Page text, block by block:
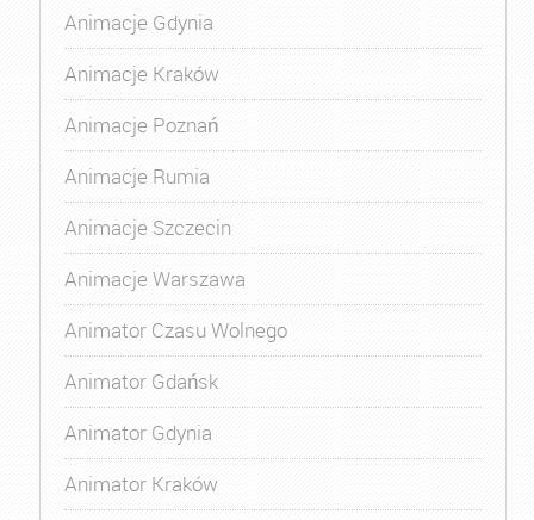
Animacje Gdynia
Animacje Kraków
Animacje Poznań
Animacje Rumia
Animacje Szczecin
Animacje Warszawa
Animator Czasu Wolnego
Animator Gdańsk
Animator Gdynia
Animator Kraków